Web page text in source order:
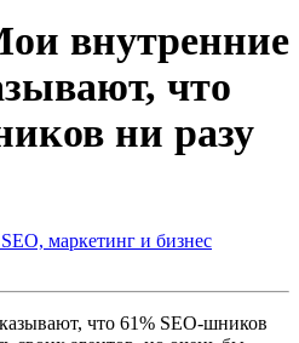
внутренние
что
ни разу
SEO, маркетинг и бизнес
что 61% SEO-шников